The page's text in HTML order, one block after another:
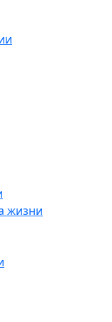
жизни